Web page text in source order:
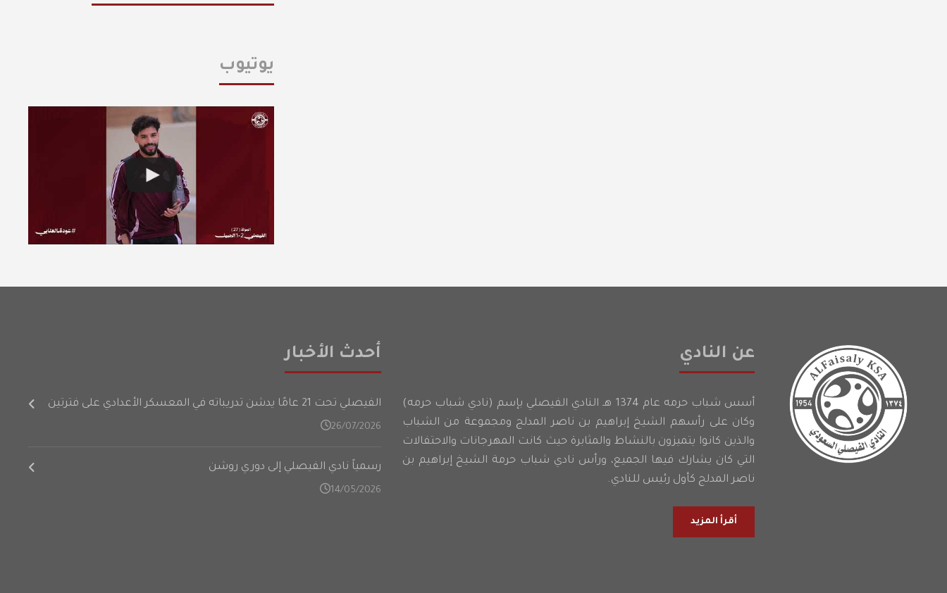
يوتيوب
عن النادي
أسس شباب حرمه عام 1374 هـ النادي الفيصلي بإسم (نادي شباب حرمه)
وكان على رأسهم الشيخ إبراهيم بن ناصر المدلج ومجموعة من الشباب
والذين كانوا يتميزون بالنشاط والمثابرة حيث كانت المهرجانات والاحتفالات
التي كان يشارك فيها الجميع، ورأس نادي شباب حرمة الشيخ إبراهيم بن
ناصر المدلج كأول رئيس للنادي.
أقرأ المزيد
أحدث الأخبار
الفيصلي تحت 21 عامًا يدشن تدريباته في المعسكر الأعدادي على فترتين
26/07/2026
رسمياً نادي الفيصلي إلى دوري روشن
14/05/2026